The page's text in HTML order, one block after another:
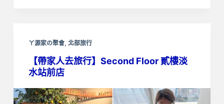
ㄚ源家の聚會, 北部旅行
【帶家人去旅行】Second Floor 貳樓淡
水站前店